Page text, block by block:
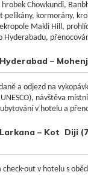
hrobek Chowkundi,
pelikány, kormorány,
Makli Hill,
Hyderabadu,
–
a odjezd na
návštěva
v hotelu a
– Kot Diji
check-out v hotelu s